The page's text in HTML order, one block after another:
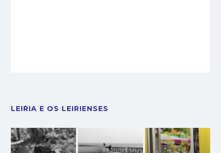
LEIRIA E OS LEIRIENSES